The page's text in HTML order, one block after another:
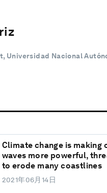
Universidad Nacional
Climate change is making
waves more powerful,
to erode many coastlines
2021年06月14日